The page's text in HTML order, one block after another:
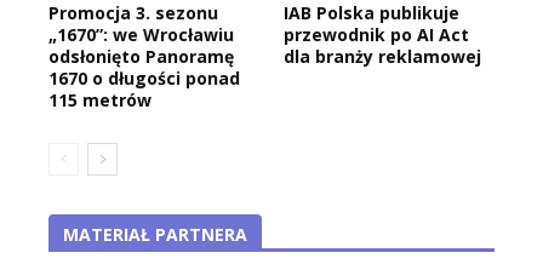
Promocja 3. sezonu
„1670”: we Wrocławiu
odsłonięto Panoramę
1670 o długości ponad
115 metrów
IAB Polska publikuje
przewodnik po AI Act
dla branży reklamowej
MATERIAŁ PARTNERA